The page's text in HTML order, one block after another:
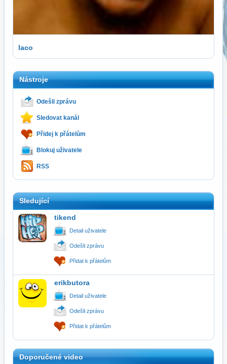
laco
Nástroje
Odešli zprávu
Sledovat kanál
Přidej k přátelům
Blokuj uživatele
RSS
Sledující
tikend
Detail uživatele
Odešli zprávu
Přidat k přátelům
erikbutora
Detail uživatele
Odešli zprávu
Přidat k přátelům
Doporučené video